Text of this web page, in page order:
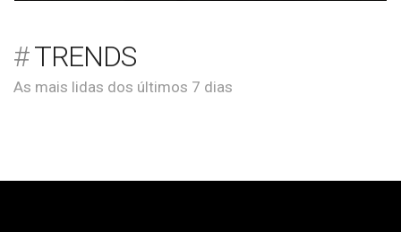
TRENDS
As mais lidas dos últimos 7 dias